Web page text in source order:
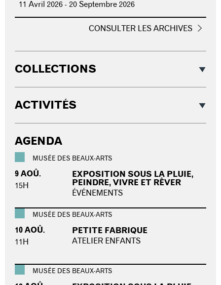
11 Avril 2026- 20 Septembre 2026
CONSULTER LES ARCHIVES
COLLECTIONS
ACTIVITÉS
AGENDA
MUSÉE DES BEAUX-ARTS
9 AOÛ.
15H
EXPOSITION SOUS LA PLUIE,
PEINDRE, VIVRE ET RÊVER
ÉVÉNEMENTS
MUSÉE DES BEAUX-ARTS
10 AOÛ.
11H
PETITE FABRIQUE
ATELIER ENFANTS
MUSÉE DES BEAUX-ARTS